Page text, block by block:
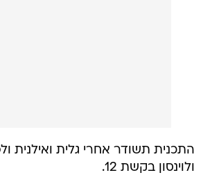
התכנית תשודר אחרי גלית ואילנית
ולוינסון בקשת 12.